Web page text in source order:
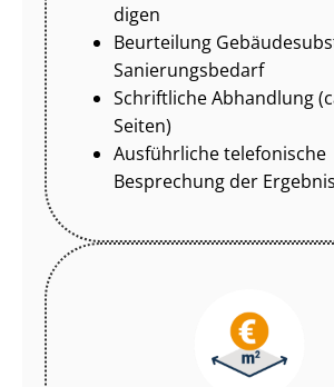
di­gen
Beurteilung
Sa­nie­rungs­be­darf
Schriftliche Abhandlung
Seiten)
Ausführliche telefonische
Besprechung der